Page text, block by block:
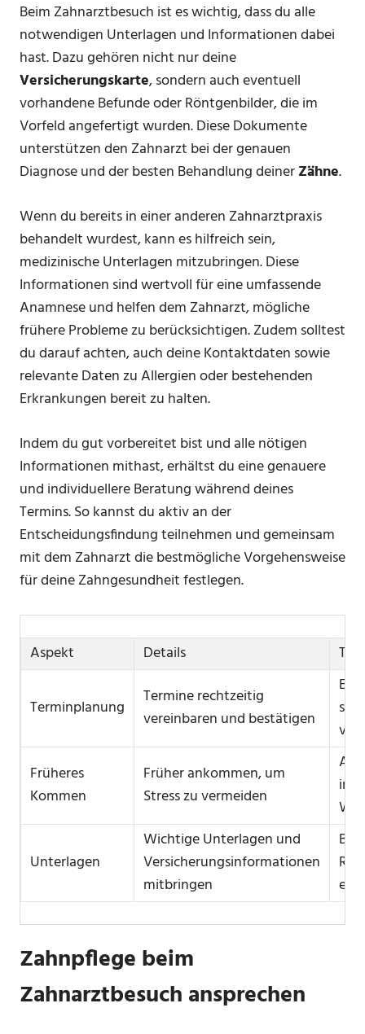
Beim Zahnarztbesuch ist es wichtig, dass du alle
notwendigen Unterlagen und Informationen dabei
hast. Dazu gehören nicht nur deine
Versicherungskarte, sondern auch eventuell
vorhandene Befunde oder Röntgenbilder, die im
Vorfeld angefertigt wurden. Diese Dokumente
unterstützen den Zahnarzt bei der genauen
Diagnose und der besten Behandlung deinerZähne.
Wenn du bereits in einer anderen Zahnarztpraxis
behandelt wurdest, kann es hilfreich sein,
medizinische Unterlagen mitzubringen. Diese
Informationen sind wertvoll für eine umfassende
Anamnese und helfen dem Zahnarzt, mögliche
frühere Probleme zu berücksichtigen. Zudem solltest
du darauf achten, auch deine Kontaktdaten sowie
relevante Daten zu Allergien oder bestehenden
Erkrankungen bereit zu halten.
Indem du gut vorbereitet bist und alle nötigen
Informationen mithast, erhältst du eine genauere
und individuellere Beratung während deines
Termins. So kannst du aktiv an der
Entscheidungsfindung teilnehmen und gemeinsam
mit dem Zahnarzt die bestmögliche Vorgehensweise
für deine Zahngesundheit festlegen.
Aspekt Details
Terminplanung
Termine rechtzeitig
vereinbaren und bestätigen
Früheres
Kommen
Früher ankommen, um
Stress zu vermeiden
im
Unterlagen
Wichtige Unterlagen und
Versicherungsinformationen
mitbringen
Zahnpflege beim
Zahnarztbesuch ansprechen